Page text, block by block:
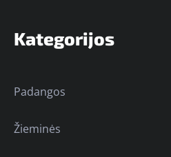
Kategorijos
Padangos
Žieminės